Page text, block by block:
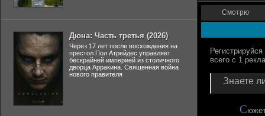
Смотрю
Знаете
С
Дюна: Часть третья (2026)
Через 17 лет после восхождения на
престол Пол Атрейдес управляет
бескрайней империей из столичного
дворца Арракина. Священная война
нового правителя